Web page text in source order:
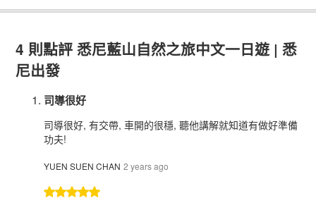
4 則點評悉尼藍山自然之旅中文一日遊 | 悉
尼出發
司導很好
司導很好, 有交帶, 車開的很穩, 聽他講解就知道有做好準備
功夫!
YUEN SUEN CHAN 2 years ago